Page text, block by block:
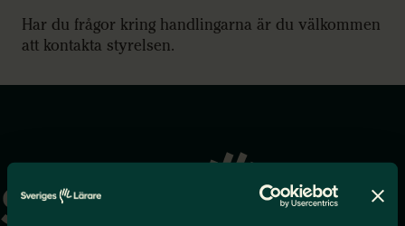
Har du frågor kring handlingarna är du välkommen
att kontakta styrelsen.
till
startsidan